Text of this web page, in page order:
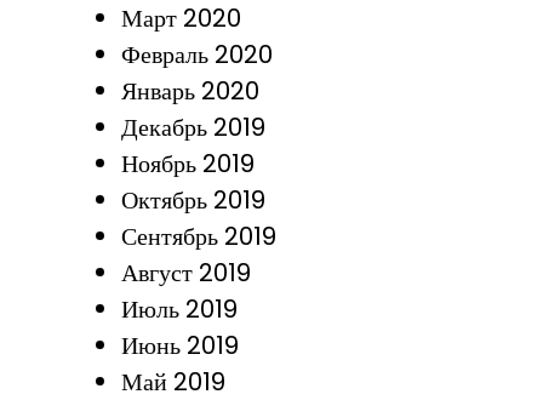
Март 2020
Февраль 2020
Январь 2020
Декабрь 2019
Ноябрь 2019
Октябрь 2019
Сентябрь 2019
Август 2019
Июль 2019
Июнь 2019
Май 2019